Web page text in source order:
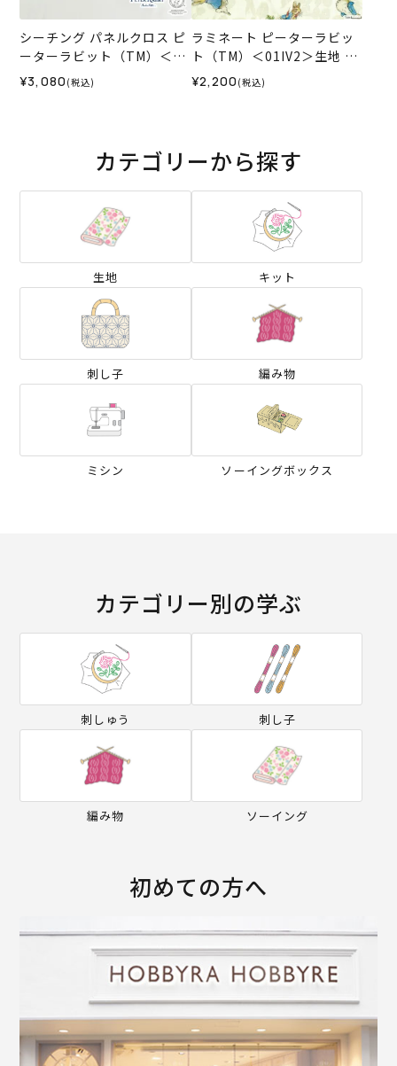
シーチング パネルクロス ピ
ーターラビット（TM）＜01
X2＞生地 ホビーラホビーレ
デザインコレクション
¥3,080 (税込)
ラミネート ピーターラビッ
ト（TM）＜01IV2＞生地 ホ
ビーラホビーレデザインコ
レクション
¥2,200 (税込)
カテゴリーから探す
生地 キット
刺し子 編み物
ミシン ソーイングボックス
カテゴリー別の学ぶ
刺しゅう 刺し子
編み物 ソーイング
初めての方へ